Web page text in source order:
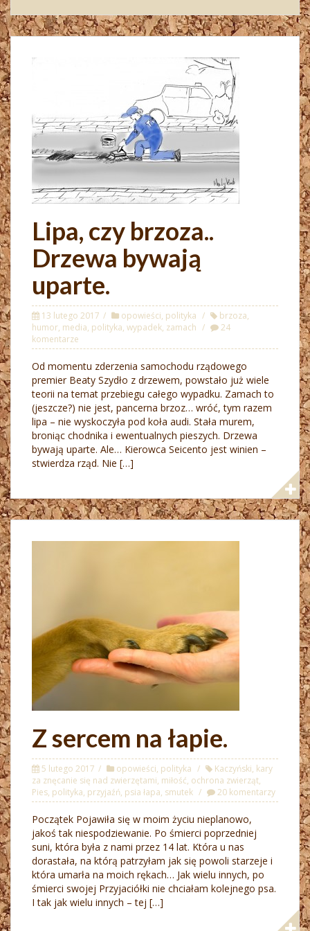
Lipa, czy brzoza..
Drzewa bywają
uparte.
13 lutego 2017 opowieści, polityka brzoza,
humor, media, polityka, wypadek, zamach
24
komentarze
Od momentu zderzenia samochodu rządowego
premier Beaty Szydło z drzewem, powstało już wiele
teorii na temat przebiegu całego wypadku. Zamach to
(jeszcze?) nie jest, pancerna brzoz… wróć, tym razem
lipa – nie wyskoczyła pod koła audi. Stała murem,
broniąc chodnika i ewentualnych pieszych. Drzewa
bywają uparte. Ale… Kierowca Seicento jest winien –
stwierdza rząd. Nie […]
Z sercem na łapie.
5 lutego 2017 opowieści, polityka Kaczyński, kary
za znęcanie się nad zwierzętami, miłość, ochrona zwierząt,
Pies, polityka, przyjaźń, psia łapa, smutek 20 komentarzy
Początek Pojawiła się w moim życiu nieplanowo,
jakoś tak niespodziewanie. Po śmierci poprzedniej
suni, która była z nami przez 14 lat. Która u nas
dorastała, na którą patrzyłam jak się powoli starzeje i
która umarła na moich rękach… Jak wielu innych, po
śmierci swojej Przyjaciółki nie chciałam kolejnego psa.
I tak jak wielu innych – tej […]